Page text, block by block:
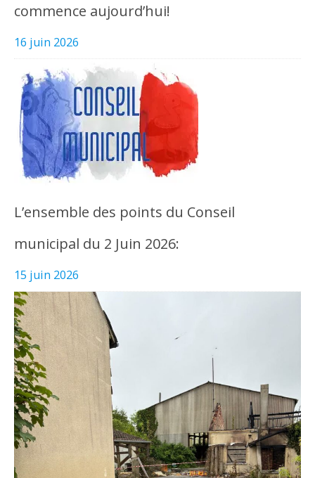
commence aujourd’hui!
16 juin 2026
L’ensemble des points du Conseil
municipal du 2 Juin 2026:
15 juin 2026